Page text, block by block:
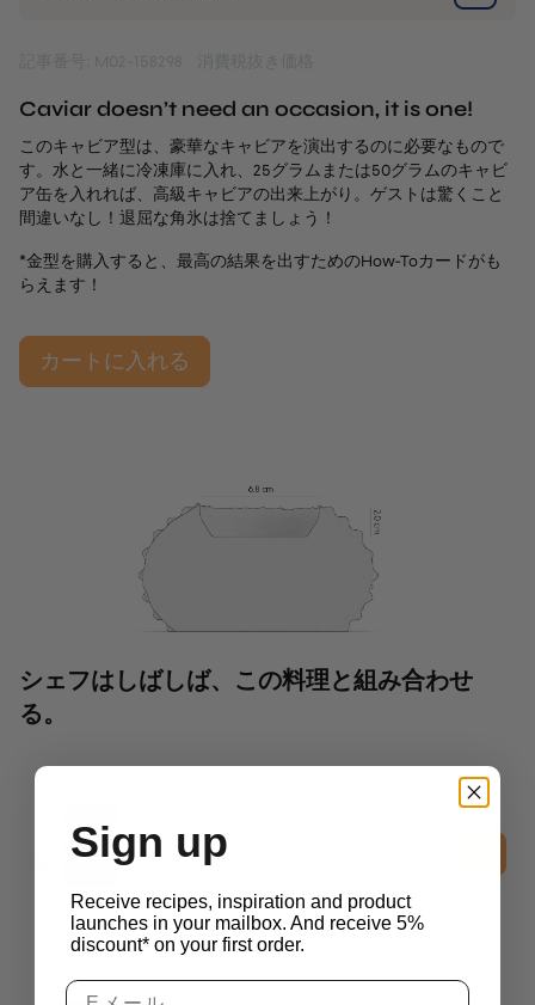
Caviar doesn’t need an occasion, it is one!
このキャビア型は、豪華なキャビアを演出するのに必要なもので
す。水と一緒に冷凍庫に入れ、25グラムまたは50グラムのキャビ
ア缶を入れれば、高級キャビアの出来上がり。ゲストは驚くこと
間違いなし！退屈な角氷は捨てましょう！
*金型を購入すると、最高の結果を出すためのHow-Toカードがも
らえます！
カートに入れる
シェフはしばしば、この料理と組み合わせ
る。
Coral Tuille Mold
Sign up
Receive recipes, inspiration and product
launches in your mailbox. And receive 5%
discount* on your first order.